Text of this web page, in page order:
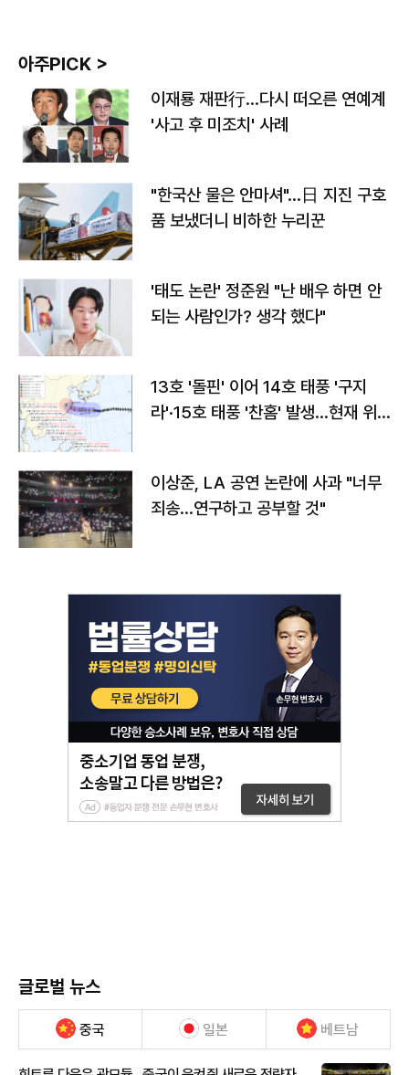
아주PICK >
이재룡 재판行…다시 떠오른 연예계
'사고 후 미조치' 사례
"한국산 물은 안마셔"…日 지진 구호
품 보냈더니 비하한 누리꾼
'태도 논란' 정준원 "난 배우 하면 안
되는 사람인가? 생각 했다"
13호 '돌핀' 이어 14호 태풍 '구지
라'·15호 태풍 '찬홈' 발생…현재 위
이상준, LA 공연 논란에 사과 "너무
죄송…연구하고 공부할 것"
글로벌 뉴스
중국 일본 베트남